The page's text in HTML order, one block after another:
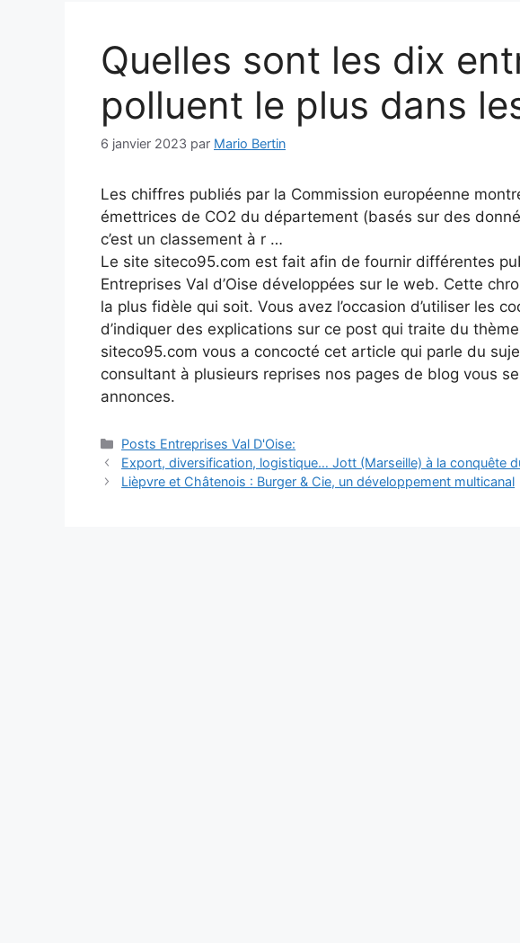
Quelles sont les dix
polluent le plus dans
6 janvier 2023 par Mario Bertin
Les chiffres publiés par la Commission européenne
émettrices de CO2 du département (basés sur des
c’est un classement à r …
Le site siteco95.com est fait afin de fournir différentes
Entreprises Val d’Oise développées sur le web. Cette
la plus fidèle qui soit. Vous avez l’occasion d’utiliser les
d’indiquer des explications sur ce post qui traite du thème
siteco95.com vous a concocté cet article qui parle du
consultant à plusieurs reprises nos pages de blog vous
annonces.
Catégories
Posts Entreprises Val D'Oise:
Navigation
des
Export, diversification, logistique… Jott (Marseille) à la conquête
Lièpvre et Châtenois : Burger & Cie, un développement multicanal